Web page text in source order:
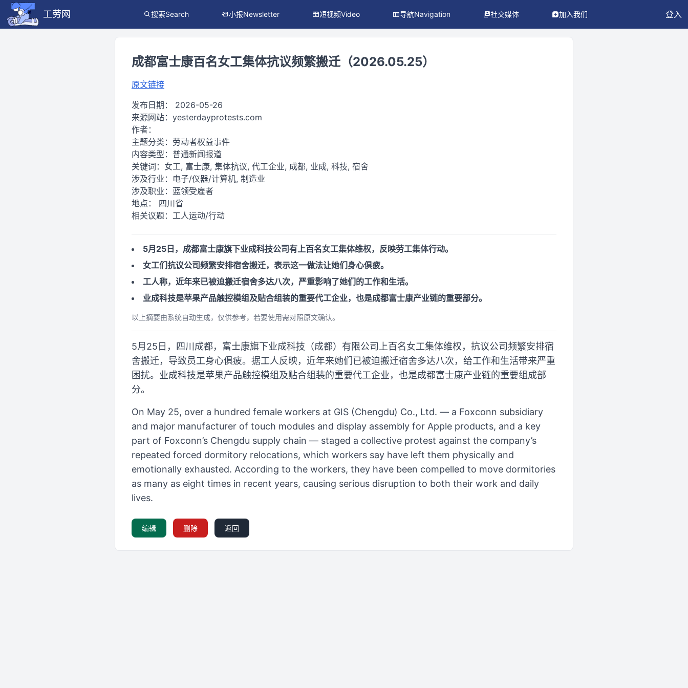
工劳网 搜索Search 小报Newsletter 短视频Video 导航Navigation 社交媒体 加入我们 登入
成都富士康百名女工集体抗议频繁搬迁（2026.05.25）
原文链接
发布日期： 2026-05-26
来源网站： yesterdayprotests.com
作者：
主题分类： 劳动者权益事件
内容类型： 普通新闻报道
关键词： 女工, 富士康, 集体抗议, 代工企业, 成都, 业成, 科技, 宿舍
涉及行业： 电子/仪器/计算机, 制造业
涉及职业： 蓝领受雇者
地点： 四川省
相关议题： 工人运动/行动
5月25日，成都富士康旗下业成科技公司有上百名女工集体维权，反映劳工集体行动。
女工们抗议公司频繁安排宿舍搬迁，表示这一做法让她们身心俱疲。
工人称，近年来已被迫搬迁宿舍多达八次，严重影响了她们的工作和生活。
业成科技是苹果产品触控模组及贴合组装的重要代工企业，也是成都富士康产业链的重要部分。
以上摘要由系统自动生成，仅供参考，若要使用需对照原文确认。
5月25日，四川成都，富士康旗下业成科技（成都）有限公司上百名女工集体维权，抗议公司频繁安排宿
舍搬迁，导致员工身心俱疲。据工人反映，近年来她们已被迫搬迁宿舍多达八次，给工作和生活带来严重
困扰。业成科技是苹果产品触控模组及贴合组装的重要代工企业，也是成都富士康产业链的重要组成部
分。
On May 25, over a hundred female workers at GIS (Chengdu) Co., Ltd. — a Foxconn subsidiary
and major manufacturer of touch modules and display assembly for Apple products, and a key
part of Foxconn’s Chengdu supply chain — staged a collective protest against the company’s
repeated forced dormitory relocations, which workers say have left them physically and
emotionally exhausted. According to the workers, they have been compelled to move dormitories
as many as eight times in recent years, causing serious disruption to both their work and daily
lives.
编辑 删除 返回